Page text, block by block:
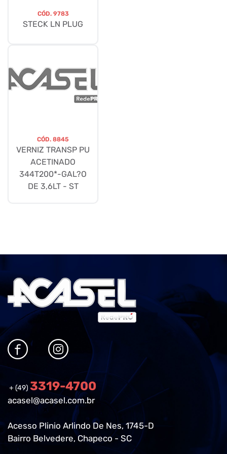
CÓD. 9783
STECK LN PLUG
CÓD. 8845
VERNIZ TRANSP PU
ACETINADO
344T200*-GAL?O
DE 3,6LT - ST
+ (49) 3319-4700
acasel@acasel.com.br
Acesso Plinio Arlindo De Nes, 1745-D
Bairro Belvedere, Chapeco - SC